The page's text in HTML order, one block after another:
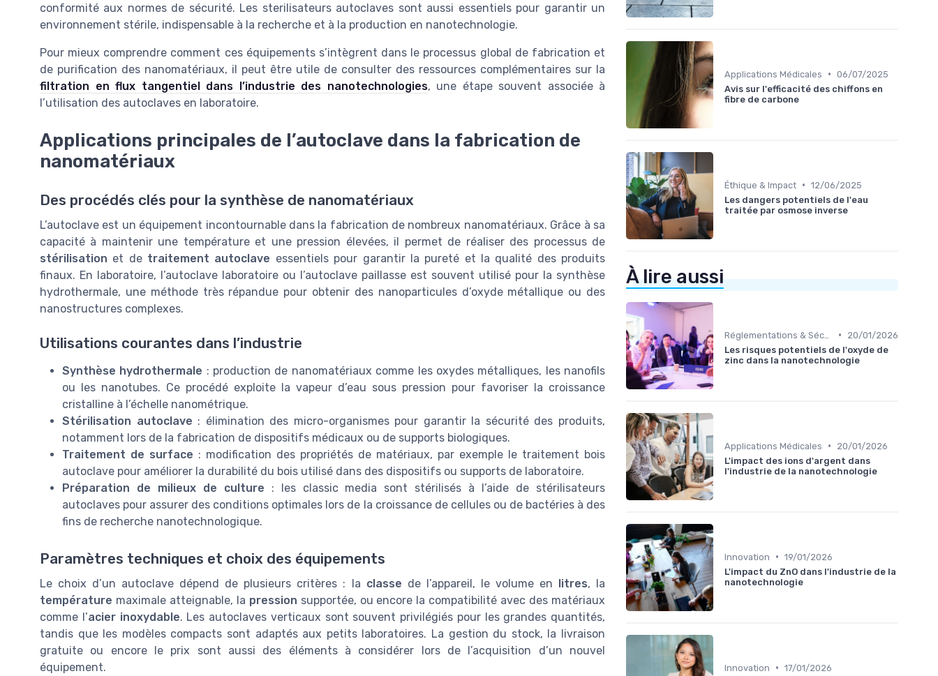
conformité aux normes de sécurité. Les sterilisateurs autoclaves sont aussi essentiels pour garantir un
environnement stérile, indispensable à la recherche et à la production en nanotechnologie.
Pour mieux comprendre comment ces équipements s’intègrent dans le processus global de fabrication et
de purification des nanomatériaux, il peut être utile de consulter des ressources complémentaires sur la
filtration en flux tangentiel dans l’industrie des nanotechnologies, une étape souvent associée à
l’utilisation des autoclaves en laboratoire.
Applications principales de l’autoclave dans la fabrication de
nanomatériaux
Des procédés clés pour la synthèse de nanomatériaux
L’autoclave est un équipement incontournable dans la fabrication de nombreux nanomatériaux. Grâce à sa
capacité à maintenir une température et une pression élevées, il permet de réaliser des processus de
stérilisation et de traitement autoclave essentiels pour garantir la pureté et la qualité des produits
finaux. En laboratoire, l’autoclave laboratoire ou l’autoclave paillasse est souvent utilisé pour la synthèse
hydrothermale, une méthode très répandue pour obtenir des nanoparticules d’oxyde métallique ou des
nanostructures complexes.
Utilisations courantes dans l’industrie
Synthèse hydrothermale : production de nanomatériaux comme les oxydes métalliques, les nanofils
ou les nanotubes. Ce procédé exploite la vapeur d’eau sous pression pour favoriser la croissance
cristalline à l’échelle nanométrique.
Stérilisation autoclave : élimination des micro-organismes pour garantir la sécurité des produits,
notamment lors de la fabrication de dispositifs médicaux ou de supports biologiques.
Traitement de surface : modification des propriétés de matériaux, par exemple le traitement bois
autoclave pour améliorer la durabilité du bois utilisé dans des dispositifs ou supports de laboratoire.
Préparation de milieux de culture : les classic media sont stérilisés à l’aide de stérilisateurs
autoclaves pour assurer des conditions optimales lors de la croissance de cellules ou de bactéries à des
fins de recherche nanotechnologique.
Paramètres techniques et choix des équipements
Le choix d’un autoclave dépend de plusieurs critères : la classe de l’appareil, le volume en litres, la
température maximale atteignable, la pression supportée, ou encore la compatibilité avec des matériaux
comme l’acier inoxydable. Les autoclaves verticaux sont souvent privilégiés pour les grandes quantités,
tandis que les modèles compacts sont adaptés aux petits laboratoires. La gestion du stock, la livraison
gratuite ou encore le prix sont aussi des éléments à considérer lors de l’acquisition d’un nouvel
équipement.
Applications Médicales • 06/07/2025
Avis sur l'efficacité des chiffons en
fibre de carbone
Éthique & Impact • 12/06/2025
Les dangers potentiels de l'eau
traitée par osmose inverse
À lire aussi
•
20/01/2026
Les risques potentiels de l'oxyde de
zinc dans la nanotechnologie
Applications Médicales •
20/01/2026
L'impact des ions d'argent dans
l'industrie de la nanotechnologie
Innovation • 19/01/2026
L'impact du ZnO dans l'industrie de la
nanotechnologie
Innovation • 17/01/2026